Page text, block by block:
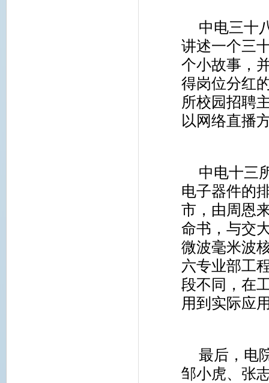
中电三十
讲述一个三
个小故事，
得岗位分红
所校园招聘
以网络直播
中电十三
电子器件的
市，由周恩
命书，与交
微波毫米波
六专业部工
段不同，在
用到实际应
最后，电
邹小虎、张